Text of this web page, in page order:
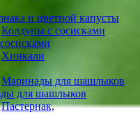
и цветной капусты
Колдуны с сосисками
Хинкали
Маринады для шашлыков
для шашлыков
Пастернак,